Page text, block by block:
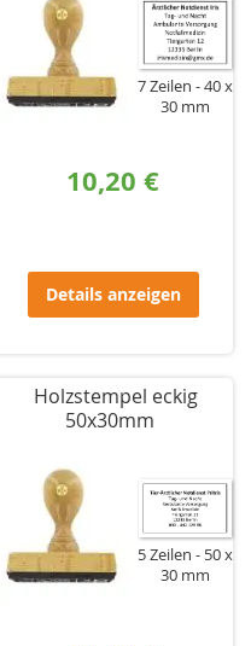
7 Zeilen
40 x
30 mm
10,20 €
Details anzeigen
Holzstempel eckig
50x30mm
5 Zeilen
50 x
30 mm